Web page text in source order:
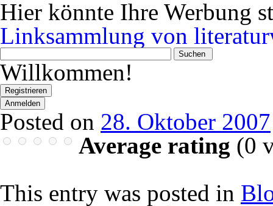
Hier könnte Ihre Werbung
Linksammlung von
Wonach
suchen
Sie?
Willkommen!
Registrieren
Anmelden
Posted on 28. Oktober 2007
Average rating (0
This entry was posted in